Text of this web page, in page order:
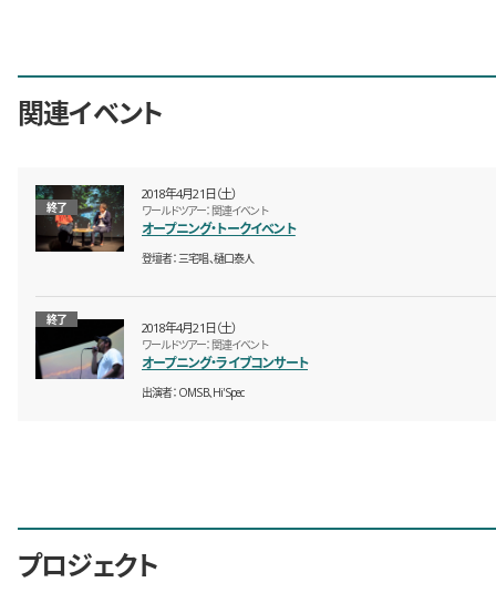
関連イベント
2018年4月21日（土）
終了 ワールドツアー：関連イベント
オープニング・トークイベント
登壇者 三宅唱、樋口泰人
2018年4月21日（土）
終了
ワールドツアー：関連イベント
オープニング・ライブコンサート
出演者 OMSB、Hi'Spec
プロジェクト